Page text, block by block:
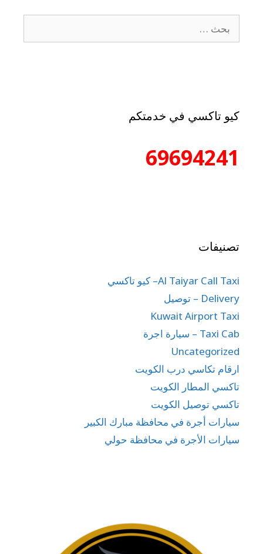
كيو تاكسي في خدمتكم
69694241
تصنيفات
Al Taiyar Call Taxi– كيو تاكسي
Delivery – توصيل
Kuwait Airport Taxi
Taxi Cab – سيارة اجرة
Uncategorized
ارقام تكاسي درب الكويت
تاكسي المطار الكويت
تاكسي توصيل الكويت
سيارات أجرة في محافظة مبارك الكبير
سيارات الأجرة في محافظة حولي